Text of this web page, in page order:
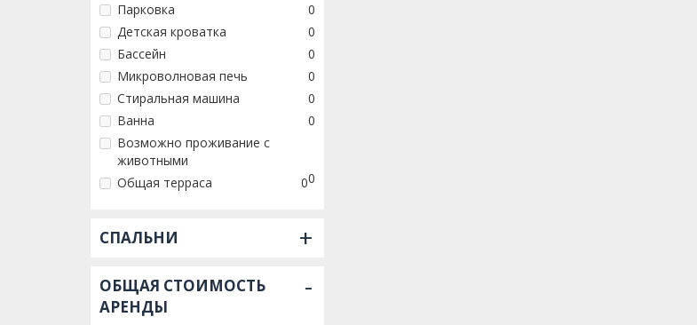
Парковка
0
Детская кроватка
0
Бассейн
0
Микроволновая печь
0
Стиральная машина
0
Ванна
0
Возможно проживание с
животными
0
Общая терраса 0
СПАЛЬНИ +
ОБЩАЯ СТОИМОСТЬ
АРЕНДЫ
-